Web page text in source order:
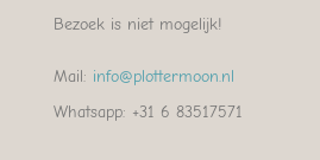
Bezoek is niet mogelijk!
Mail: info@plottermoon.nl
Whatsapp: +31 6 83517571